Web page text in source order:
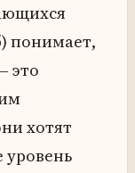
понимает,
это
хотят